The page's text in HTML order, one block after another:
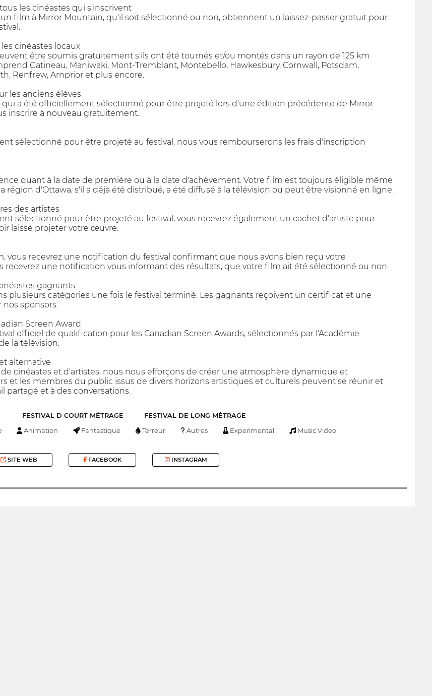
les cinéastes qui s'inscrivent
film à Mirror Mountain, qu'il soit sélectionné ou non, obtiennent un laissez-passer gratuit pour
cinéastes locaux
être soumis gratuitement s'ils ont été tournés et/ou montés dans un rayon de 125 km
Gatineau, Maniwaki, Mont-Tremblant, Montebello, Hawkesbury, Cornwall, Potsdam,
Renfrew, Arnprior et plus encore.
les anciens élèves
qui a été officiellement sélectionné pour être projeté lors d'une édition précédente de Mirror
inscrire à nouveau gratuitement.
sélectionné pour être projeté au festival, nous vous rembourserons les frais d'inscription
quant à la date de première ou à la date d'achèvement. Votre film est toujours éligible même
région d'Ottawa, s'il a déjà été distribué, a été diffusé à la télévision ou peut être visionné en ligne.
des artistes
sélectionné pour être projeté au festival, vous recevrez également un cachet d'artiste pour
laissé projeter votre œuvre.
vous recevrez une notification du festival confirmant que nous avons bien reçu votre
recevrez une notification vous informant des résultats, que votre film ait été sélectionné ou non.
gagnants
plusieurs catégories une fois le festival terminé. Les gagnants reçoivent un certificat et une
sponsors.
Screen Award
officiel de qualification pour les Canadian Screen Awards, sélectionnés par l'Académie
la télévision.
alternative
cinéastes et d'artistes, nous nous efforçons de créer une atmosphère dynamique et
et les membres du public issus de divers horizons artistiques et culturels peuvent se réunir et
partagé et à des conversations.
FESTIVAL D COURT MÉTRAGE FESTIVAL DE LONG MÉTRAGE
Animation Fantastique Terreur Autres Experimental Music Video
SITE WEB FACEBOOK INSTAGRAM